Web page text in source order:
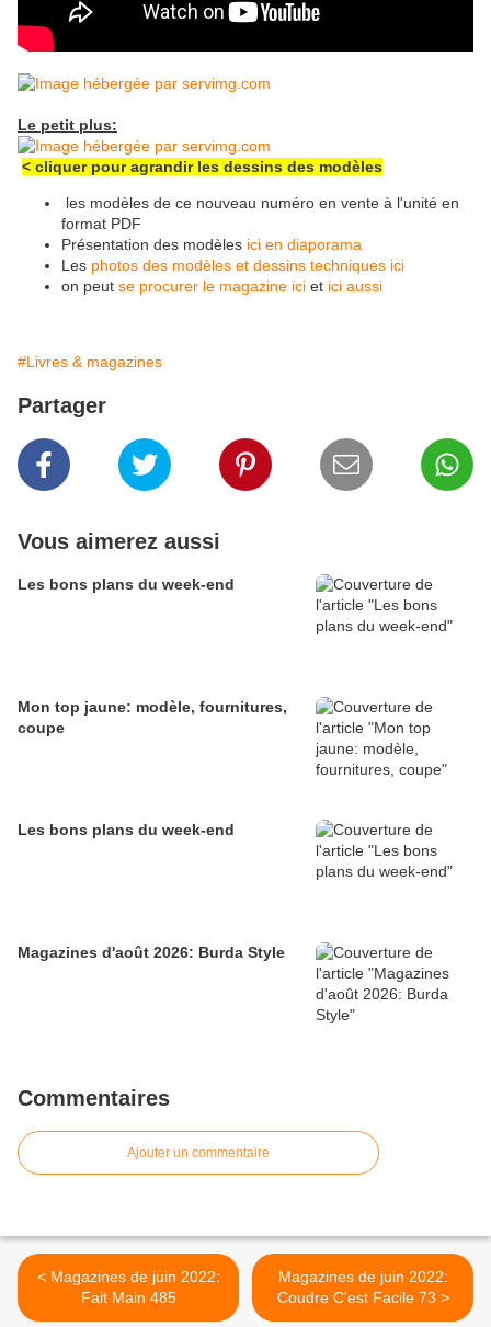
Le petit plus:
< cliquer pour agrandir les dessins des modèles
les modèles de ce nouveau numéro en vente à l'unité en
format PDF
Présentation des modèles ici en diaporama
Les photos des modèles et dessins techniques ici
on peut se procurer le magazine ici et ici aussi
#Livres & magazines
Partager
Vous aimerez aussi
Les bons plans du week-end
Mon top jaune: modèle, fournitures,
coupe
Les bons plans du week-end
Magazines d'août 2026: Burda Style
Commentaires
Ajouter un commentaire
< Magazines de juin 2022:
Fait Main 485
Magazines de juin 2022:
Coudre C'est Facile 73 >